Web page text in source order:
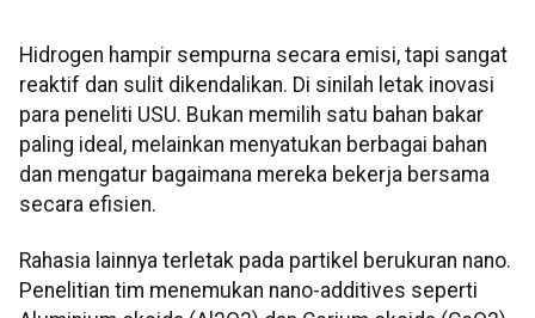
Hidrogen hampir sempurna secara emisi, tapi sangat
reaktif dan sulit dikendalikan. Di sinilah letak inovasi
para peneliti USU. Bukan memilih satu bahan bakar
paling ideal, melainkan menyatukan berbagai bahan
dan mengatur bagaimana mereka bekerja bersama
secara efisien.
Rahasia lainnya terletak pada partikel berukuran nano.
Penelitian tim menemukan nano-additives seperti